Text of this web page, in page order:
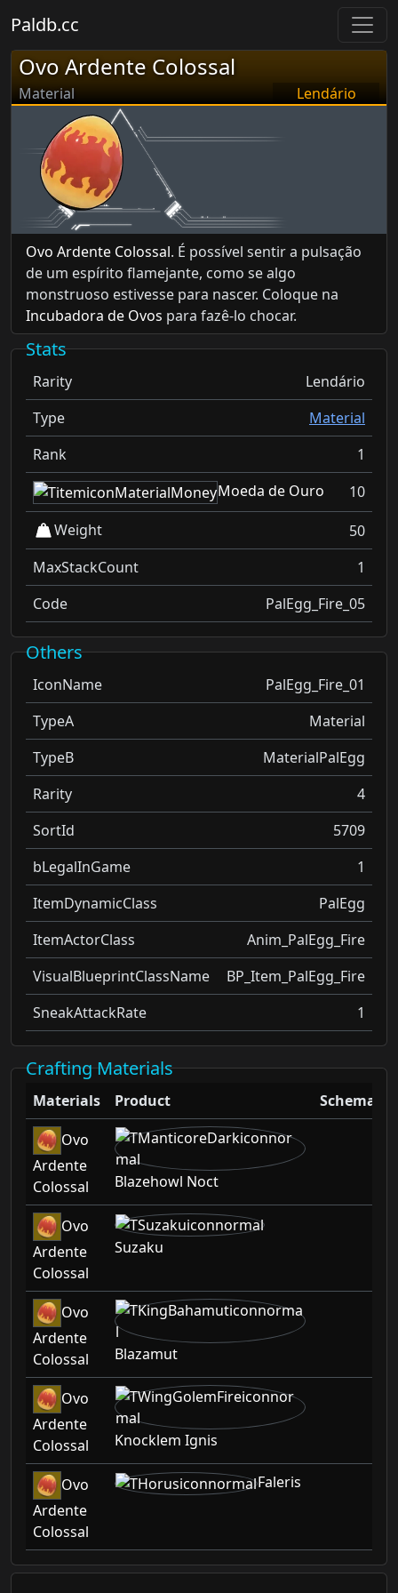
Paldb.cc
Ovo Ardente Colossal
Material Lendário
Ovo Ardente Colossal. É possível sentir a pulsação
de um espírito flamejante, como se algo
monstruoso estivesse para nascer. Coloque na
Incubadora de Ovos para fazê-lo chocar.
Stats
Rarity
Lendário
Type
Material
Rank
1
Moeda de Ouro
10
Weight
50
MaxStackCount
1
Code
PalEgg_Fire_05
Others
IconName
PalEgg_Fire_01
TypeA
Material
TypeB
MaterialPalEgg
Rarity
4
SortId
5709
bLegalInGame
1
ItemDynamicClass
PalEgg
ItemActorClass
Anim_PalEgg_Fire
VisualBlueprintClassName
BP_Item_PalEgg_Fire
SneakAttackRate
1
Crafting Materials
Materials Product
Schematic
Ovo
Ardente
Colossal
Blazehowl Noct
Ovo
Ardente
Colossal
Suzaku
Ovo
Ardente
Colossal
Blazamut
Ovo
Ardente
Colossal
Knocklem Ignis
Ovo
Ardente
Colossal
Faleris